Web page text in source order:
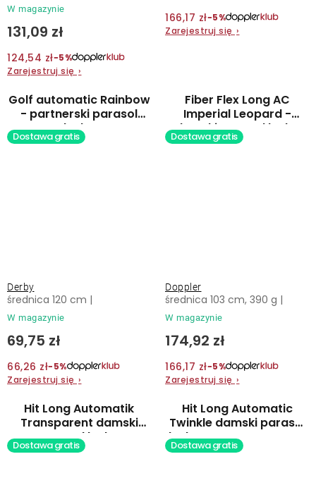
W magazynie
131,09 zł
124,54 zł−5%
Zarejestruj się ›
166,17 zł−5%
Zarejestruj się ›
Golf automatic Rainbow
- partnerski parasol
laska
Dostawa gratis
Derby
W magazynie
69,75 zł
66,26 zł−5%
Zarejestruj się ›
średnica 120 cm |
Fiber Flex Long AC
Imperial Leopard -
damski parasol laska
automatyczny
Dostawa gratis
Doppler
W magazynie
174,92 zł
166,17 zł−5%
Zarejestruj się ›
średnica 103 cm, 390 g |
Hit Long Automatik
Transparent damski
parasol laska
automatyczny
Dostawa gratis
Hit Long Automatic
Twinkle damski parasol
laskowy automatyczny
Dostawa gratis